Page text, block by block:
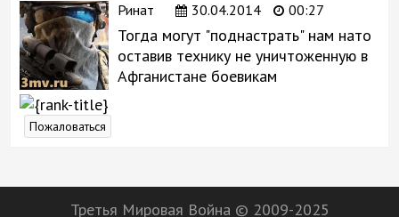
Ринат 30.04.2014 00:27
Тогда могут "поднастрать" нам нато
оставив технику не уничтоженную в
Афганистане боевикам
Пожаловаться
Третья Мировая Война © 2009-2025